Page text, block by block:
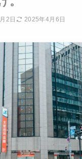
2日 2025年4月6日